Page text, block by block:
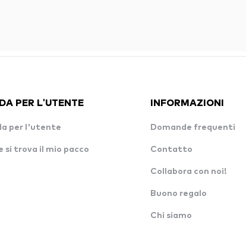
PER L'UTENTE
per l'utente
si trova il mio pacco
INFORMAZIONI
Domande frequenti
Contatto
Collabora con noi!
Buono regalo
Chi siamo